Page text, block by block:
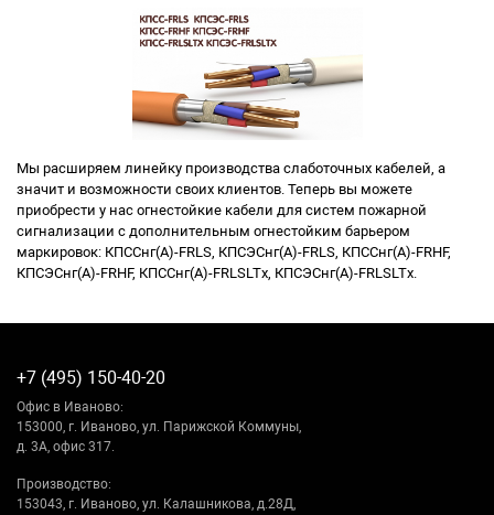
Мы расширяем линейку производства слаботочных кабелей, а
значит и возможности своих клиентов. Теперь вы можете
приобрести у нас огнестойкие кабели для систем пожарной
сигнализации с дополнительным огнестойким барьером
маркировок: КПССнг(А)-FRLS, КПСЭСнг(А)-FRLS, КПССнг(А)-FRHF,
КПСЭСнг(А)-FRHF, КПССнг(А)-FRLSLTx, КПСЭСнг(А)-FRLSLTx.
+7 (495) 150-40-20
Офис в Иваново:
153000, г. Иваново, ул. Парижской Коммуны,
д. 3А, офис 317.
Производство:
153043, г. Иваново, ул. Калашникова, д.28Д,